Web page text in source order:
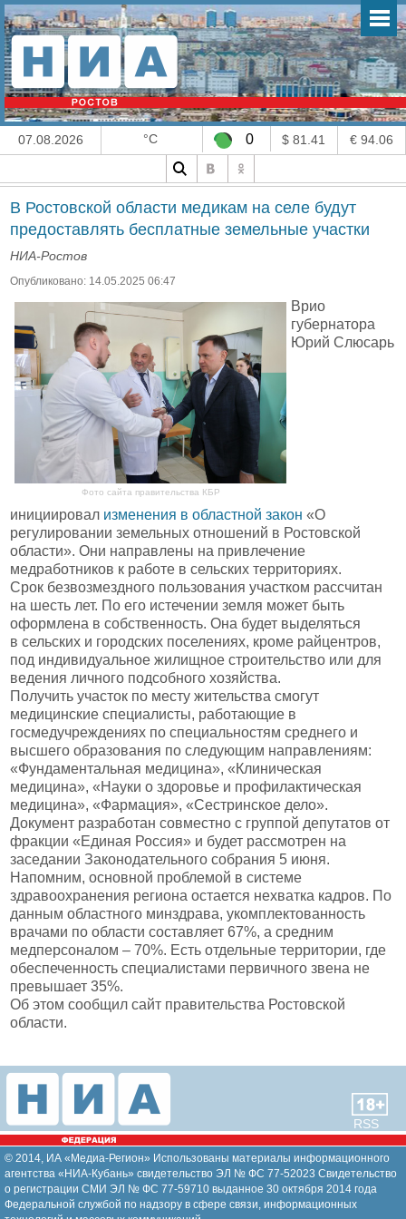
07.08.2026 °C 0 $ 81.41 € 94.06
В Ростовской области медикам на селе будут
предоставлять бесплатные земельные участки
НИА-Ростов
Опубликовано: 14.05.2025 06:47
Фото сайта правительства КБР
Врио
губернатора
Юрий Слюсарь
инициировал изменения в областной закон «О
регулировании земельных отношений в Ростовской
области». Они направлены на привлечение
медработников к работе в сельских территориях.
Срок безвозмездного пользования участком рассчитан
на шесть лет. По его истечении земля может быть
оформлена в собственность. Она будет выделяться
в сельских и городских поселениях, кроме райцентров,
под индивидуальное жилищное строительство или для
ведения личного подсобного хозяйства.
Получить участок по месту жительства смогут
медицинские специалисты, работающие в
госмедучреждениях по специальностям среднего и
высшего образования по следующим направлениям:
«Фундаментальная медицина», «Клиническая
медицина», «Науки о здоровье и профилактическая
медицина», «Фармация», «Сестринское дело».
Документ разработан совместно с группой депутатов от
фракции «Единая Россия» и будет рассмотрен на
заседании Законодательного собрания 5 июня.
Напомним, основной проблемой в системе
здравоохранения региона остается нехватка кадров. По
данным областного минздрава, укомплектованность
врачами по области составляет 67%, а средним
медперсоналом – 70%. Есть отдельные территории, где
обеспеченность специалистами первичного звена не
превышает 35%.
Об этом сообщил сайт правительства Ростовской
области.
RSS
© 2014, ИА «Медиа-Регион» Использованы материалы информационного
агентства «НИА-Кубань» свидетельство ЭЛ № ФС 77-52023 Свидетельство
о регистрации СМИ ЭЛ № ФС 77-59710 выданное 30 октября 2014 года
Федеральной службой по надзору в сфере связи, информационных